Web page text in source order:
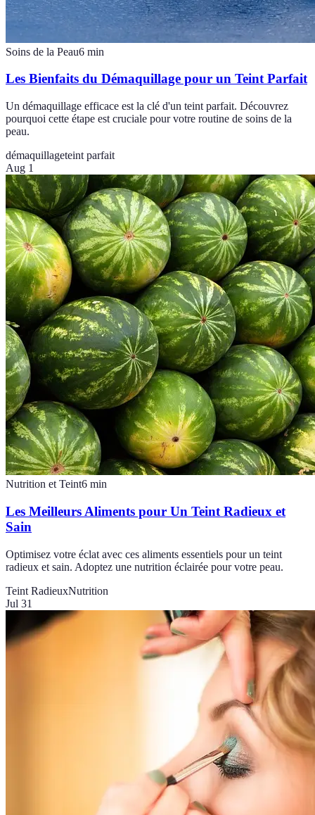
Soins de la Peau6 min
Les Bienfaits du Démaquillage pour un Teint Parfait
Un démaquillage efficace est la clé d'un teint parfait. Découvrez
pourquoi cette étape est cruciale pour votre routine de soins de la
peau.
démaquillageteint parfait
Aug 1
Nutrition et Teint6 min
Les Meilleurs Aliments pour Un Teint Radieux et
Sain
Optimisez votre éclat avec ces aliments essentiels pour un teint
radieux et sain. Adoptez une nutrition éclairée pour votre peau.
Teint RadieuxNutrition
Jul 31